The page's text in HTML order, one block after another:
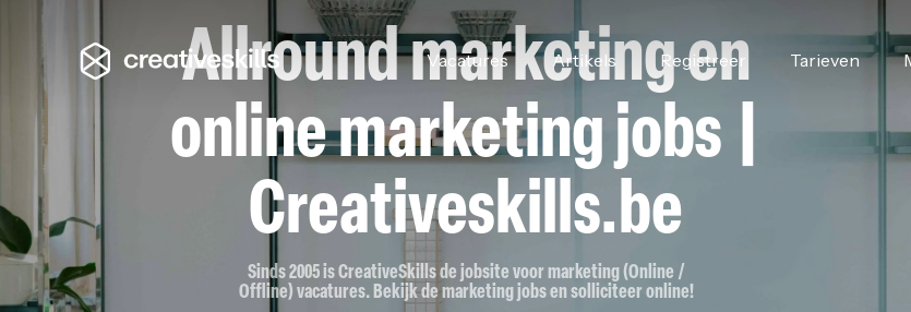
Vacatures Artikels Registreer Tarieven
Allround marketing en
online marketing jobs |
Creativeskills.be
Sinds 2005 is CreativeSkills de jobsite voor marketing (Online /
Offline) vacatures. Bekijk de marketing jobs en solliciteer online!